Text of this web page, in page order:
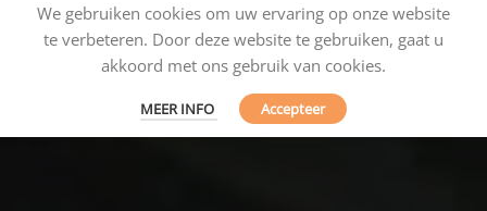
We gebruiken cookies om uw ervaring op onze website
te verbeteren. Door deze website te gebruiken, gaat u
akkoord met ons gebruik van cookies.
MEER INFO Accepteer
Tapijtenshop.com